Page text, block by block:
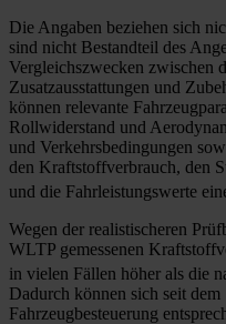
Die Angaben beziehen sich
sind nicht Bestandteil des
Vergleichszwecken zwischen
Zusatzausstattungen und
können relevante
Rollwiderstand und
und Verkehrsbedingungen
den Kraftstoffverbrauch, den
und die Fahrleistungswerte
Wegen der realistischeren
WLTP gemessenen
in vielen Fällen höher als die
Dadurch können sich seit
Fahrzeugbesteuerung